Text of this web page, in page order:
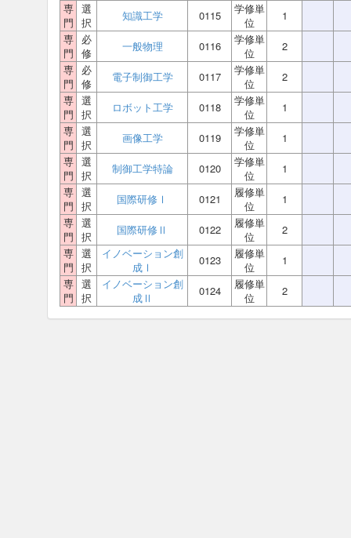
専
門
選
択
知識工学 0115
学修単
位
1
専
門
必
修
一般物理 0116
学修単
位
2
専
門
必
修
電子制御工学 0117
学修単
位
2
専
門
選
択
ロボット工学 0118
学修単
位
1
専
門
選
択
画像工学 0119
学修単
位
1
専
門
選
択
制御工学特論 0120
学修単
位
1
専
門
選
択
国際研修Ⅰ 0121
履修単
位
1
専
門
選
択
国際研修Ⅱ 0122
履修単
位
2
専
門
選
択
イノベーション創
成Ⅰ
0123
履修単
位
1
専
門
選
択
イノベーション創
成Ⅱ
0124
履修単
位
2